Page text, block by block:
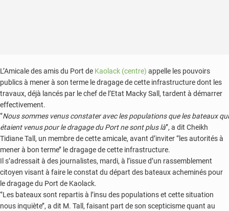
L’Amicale des amis du Port de Kaolack (centre) appelle les pouvoirs
publics à mener à son terme le dragage de cette infrastructure dont les
travaux, déjà lancés par le chef de l’Etat Macky Sall, tardent à démarrer
effectivement.
‘’Nous sommes venus constater avec les populations que les bateaux qui
étaient venus pour le dragage du Port ne sont plus là’’, a dit Cheikh
Tidiane Tall, un membre de cette amicale, avant d’inviter ‘’les autorités à
mener à bon terme’’ le dragage de cette infrastructure.
Il s’adressait à des journalistes, mardi, à l’issue d’un rassemblement
citoyen visant à faire le constat du départ des bateaux acheminés pour
le dragage du Port de Kaolack.
‘’Les bateaux sont repartis à l’insu des populations et cette situation
nous inquiète’’, a dit M. Tall, faisant part de son scepticisme quant au